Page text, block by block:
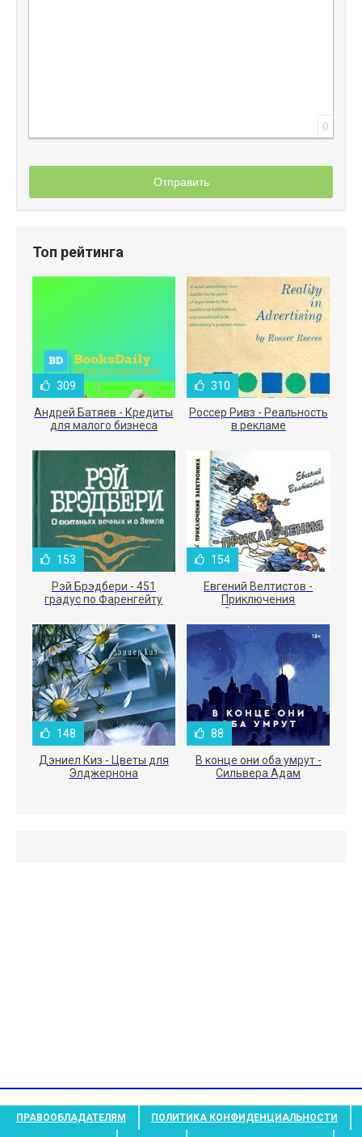
0
Отправить
Топ рейтинга
309
Андрей Батяев - Кредиты
для малого бизнеса
310
Россер Ривз - Реальность
в рекламе
153
Рэй Брэдбери - 451
градус по Фаренгейту
154
Евгений Велтистов -
Приключения
Электроника
148
Дэниел Киз - Цветы для
Элджернона
88
В конце они оба умрут -
Сильвера Адам
ПРАВООБЛАДАТЕЛЯМ ПОЛИТИКА КОНФИДЕНЦИАЛЬНОСТИ